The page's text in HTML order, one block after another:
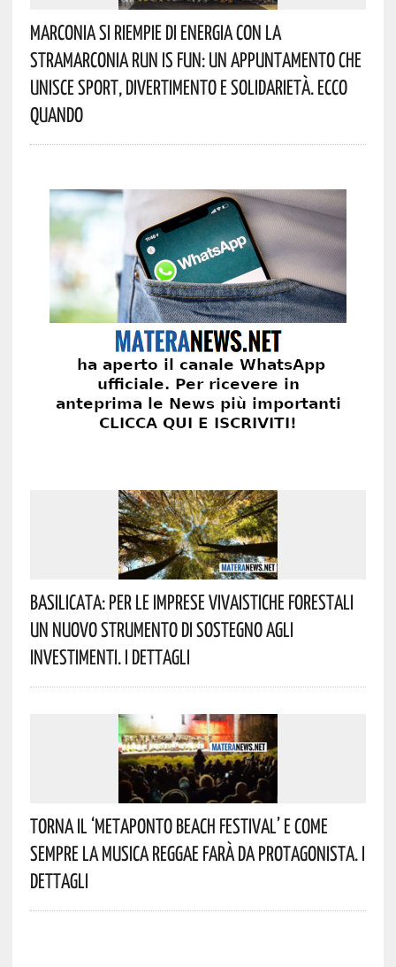
Marconia Si Riempie Di Energia Con La
StraMarconia Run Is Fun: Un Appuntamento Che
Unisce Sport, Divertimento E Solidarietà. Ecco
Quando
Basilicata: Per Le Imprese Vivaistiche Forestali
Un Nuovo Strumento Di Sostegno Agli
Investimenti. I Dettagli
Torna Il ‘Metaponto Beach Festival’ E Come
Sempre La Musica Reggae Farà Da Protagonista. I
Dettagli